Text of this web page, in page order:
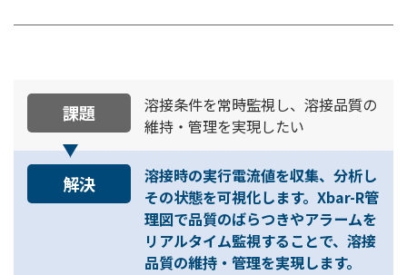
課題
溶接条件を常時監視し、溶接品質の
維持・管理を実現したい
解決
溶接時の実行電流値を収集、分析し
その状態を可視化します。Xbar-R管
理図で品質のばらつきやアラームを
リアルタイム監視することで、溶接
品質の維持・管理を実現します。